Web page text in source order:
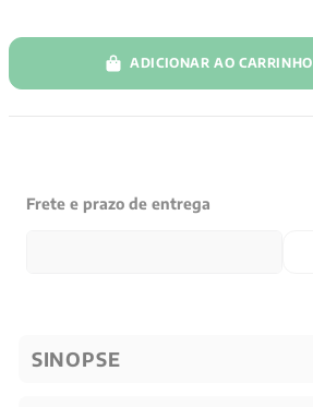
ADICIONAR AO CARRINHO
Frete e prazo de entrega
SINOPSE